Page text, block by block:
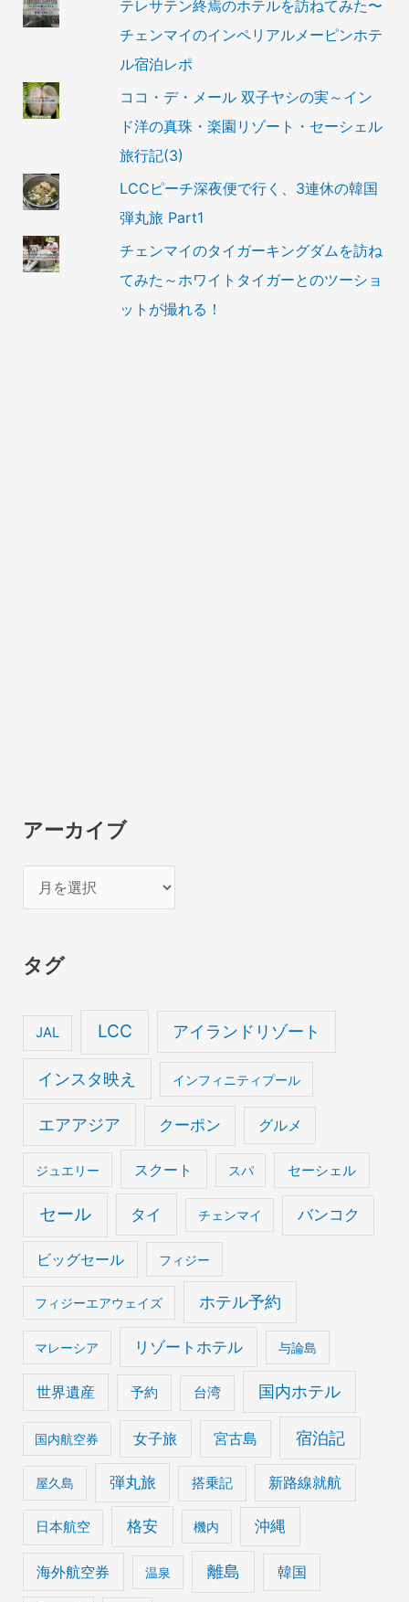
テレサテン終焉のホテルを訪ねてみた〜
チェンマイのインペリアルメーピンホテ
ル宿泊レポ
ココ・デ・メール 双子ヤシの実～イン
ド洋の真珠・楽園リゾート・セーシェル
旅行記(3)
LCCピーチ深夜便で行く、3連休の韓国
弾丸旅 Part1
チェンマイのタイガーキングダムを訪ね
てみた～ホワイトタイガーとのツーショ
ットが撮れる！
アーカイブ
ー
イ
タグ
JAL LCC アイランドリゾート
インスタ映え インフィニティプール
エアアジア クーポン グルメ
ジュエリー スクート スパ セーシェル
セール タイ チェンマイ バンコク
ビッグセール フィジー
フィジーエアウェイズ ホテル予約
マレーシア リゾートホテル 与論島
世界遺産 予約 台湾 国内ホテル
国内航空券 女子旅 宮古島 宿泊記
屋久島 弾丸旅 搭乗記 新路線就航
日本航空 格安 機内 沖縄
海外航空券 温泉 離島 韓国